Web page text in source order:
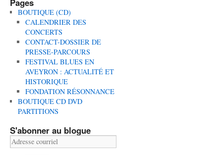
Pages
BOUTIQUE (CD)
CALENDRIER DES
CONCERTS
CONTACT-DOSSIER DE
PRESSE-PARCOURS
FESTIVAL BLUES EN
AVEYRON : ACTUALITÉ ET
HISTORIQUE
FONDATION RÉSONNANCE
BOUTIQUE CD DVD
PARTITIONS
S'abonner au blogue
Adresse
courriel